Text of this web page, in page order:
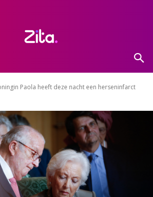
Paola heeft deze nacht een herseninfarct